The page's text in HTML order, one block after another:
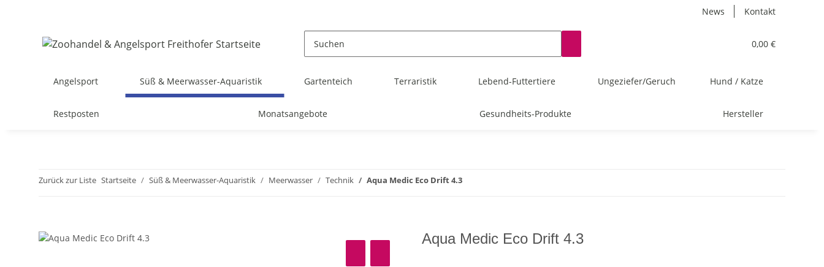
News Kontakt
0,00 €
Angelsport Süß & Meerwasser-Aquaristik Gartenteich Terraristik Lebend-Futtertiere Ungeziefer/Geruch Hund / Katze
Restposten Monatsangebote Gesundheits-Produkte Hersteller
Zurück zur Liste Startseite Süß & Meerwasser-Aquaristik Meerwasser Technik Aqua Medic Eco Drift 4.3
Aqua Medic Eco Drift 4.3